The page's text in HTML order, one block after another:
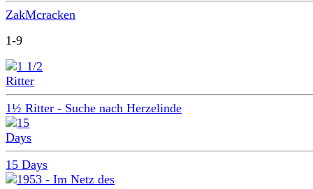
ZakMcracken
1-9
1½ Ritter - Suche nach Herzelinde
15 Days